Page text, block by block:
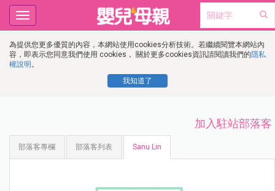
為提供您更多優質的內容，本網站使用cookies分析技術。若繼續閱覽本網站內
容，即表示您同意我們使用 cookies， 關於更多cookies資訊請閱讀我們的隱私
權說明 。
我知道了
Toggle
navigation
加入駐站部落客
部落客專欄 部落客列表 Sanu Lin